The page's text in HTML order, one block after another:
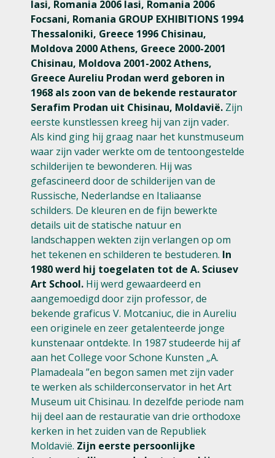
Iasi, Romania 2006 Iasi, Romania 2006
Focsani, Romania GROUP EXHIBITIONS 1994
Thessaloniki, Greece 1996 Chisinau,
Moldova 2000 Athens, Greece 2000-2001
Chisinau, Moldova 2001-2002 Athens,
Greece Aureliu Prodan werd geboren in
1968 als zoon van de bekende restaurator
Serafim Prodan uit Chisinau, Moldavië. Zijn
eerste kunstlessen kreeg hij van zijn vader.
Als kind ging hij graag naar het kunstmuseum
waar zijn vader werkte om de tentoongestelde
schilderijen te bewonderen. Hij was
gefascineerd door de schilderijen van de
Russische, Nederlandse en Italiaanse
schilders. De kleuren en de fijn bewerkte
details uit de statische natuur en
landschappen wekten zijn verlangen op om
het tekenen en schilderen te bestuderen. In
1980 werd hij toegelaten tot de A. Sciusev
Art School. Hij werd gewaardeerd en
aangemoedigd door zijn professor, de
bekende graficus V. Motcaniuc, die in Aureliu
een originele en zeer getalenteerde jonge
kunstenaar ontdekte. In 1987 studeerde hij af
aan het College voor Schone Kunsten „A.
Plamadeala ”en begon samen met zijn vader
te werken als schilderconservator in het Art
Museum uit Chisinau. In dezelfde periode nam
hij deel aan de restauratie van drie orthodoxe
kerken in het zuiden van de Republiek
Moldavië. Zijn eerste persoonlijke